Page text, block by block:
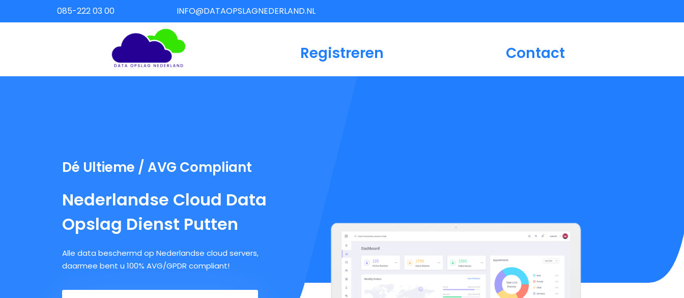
085-222 03 00 INFO@DATAOPSLAGNEDERLAND.NL
Registreren Contact
Dé Ultieme / AVG Compliant
Nederlandse Cloud Data
Opslag Dienst Putten
Alle data beschermd op Nederlandse cloud servers,
daarmee bent u 100% AVG/GPDR compliant!